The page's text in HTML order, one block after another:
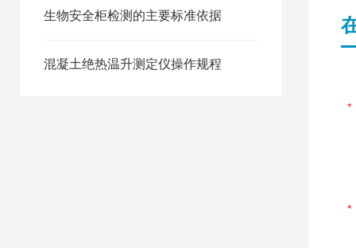
生物安全柜检测的主要标准依据
混凝土绝热温升测定仪操作规程